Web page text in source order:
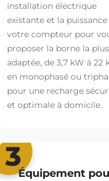
installation électrique
existante et la puissance
votre compteur pour
proposer la borne la plus
adaptée, de 3,7 kW à 22
en monophasé ou
pour une recharge
et optimale à domicile.
3
Équipement